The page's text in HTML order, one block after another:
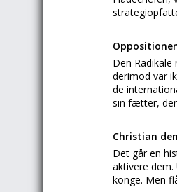
Den
derimod var
de
sin fætter,
Christian
Det går en
aktivere
konge. Men